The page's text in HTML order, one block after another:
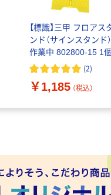
【標識】三甲 フロアス
ンド（サインスタンド）
作業中 802800-15 1個
(2)
￥1,185 （税込）